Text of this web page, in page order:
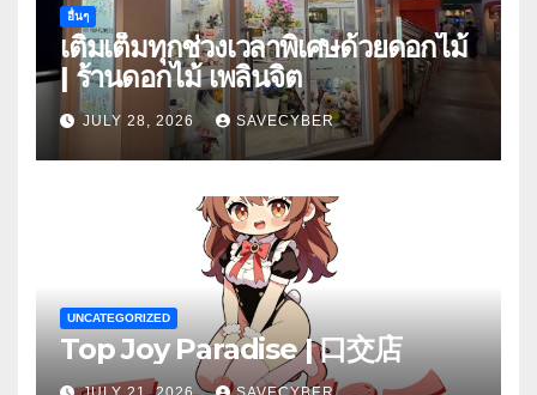
อื่นๆ
เติมเต็มทุกช่วงเวลาพิเศษด้วยดอกไม้
| ร้านดอกไม้ เพลินจิต
JULY 28, 2026 SAVECYBER
UNCATEGORIZED
Top Joy Paradise | 口交店